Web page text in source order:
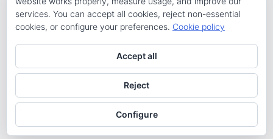
Emprendedor Innovador) está financiado por el PO
Interreg V-A España-Portugal (POCTEP) 2014–2020.
Copyright © 2017 CETEIs Todos los derechos reservados
services. You can accept all cookies, reject non-essential
cookies, or configure your preferences. Cookie policy
Accept all
Reject
Configure